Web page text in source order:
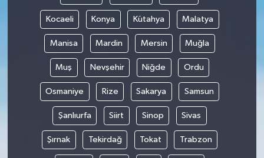
Kocaeli Konya Kütahya Malatya
Manisa Mardin Mersin Muğla
Muş Nevşehir Niğde Ordu
Osmaniye Rize Sakarya Samsun
Şanlıurfa Siirt Sinop Sivas
Şırnak Tekirdağ Tokat Trabzon